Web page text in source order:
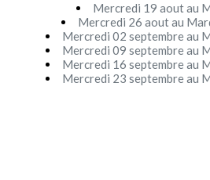
Mon panier
Festival - soirée
Mercredi 19 aout au
Mercredi 26 aout au
Mercredi 02 septembre au
Mercredi 09 septembre au
Mercredi 16 septembre au
Mercredi 23 septembre au